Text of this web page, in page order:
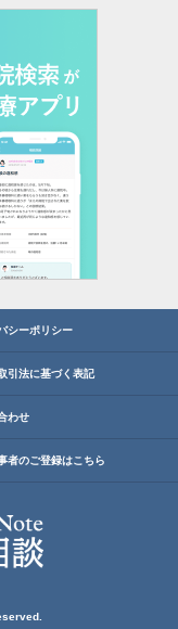
シーポリシー
引法に基づく表記
わせ
者のご登録はこちら